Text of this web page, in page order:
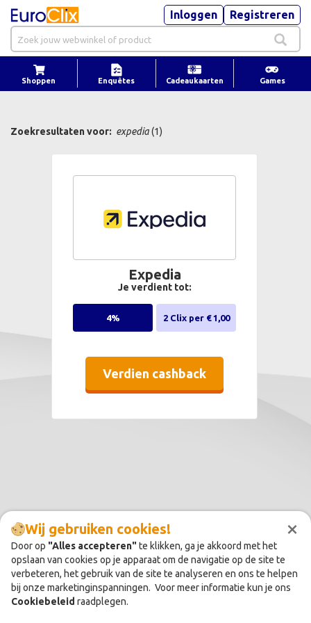
Inloggen Registreren
Shoppen Enquêtes Cadeaukaarten Games
×
Wij gebruiken cookies!
Door op "Alles accepteren"te klikken, ga je akkoord met het
opslaan van cookies op je apparaat om de navigatie op de site te
verbeteren, het gebruik van de site te analyseren en ons te helpen
bij onze marketinginspanningen. Voor meer informatie kun je ons
Cookiebeleid raadplegen.
Zoekresultaten voor: expedia(1)
Expedia
Je verdient tot:
4% 2 Clix per € 1,00
Verdien cashback